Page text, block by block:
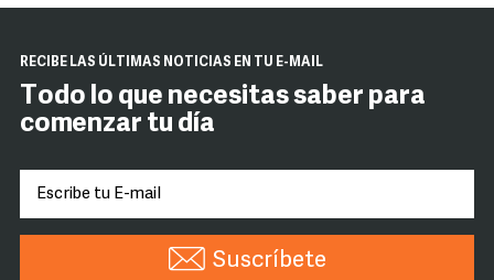
RECIBE LAS ÚLTIMAS NOTICIAS EN TU E-MAIL
Todo lo que necesitas saber para
comenzar tu día
Suscríbete